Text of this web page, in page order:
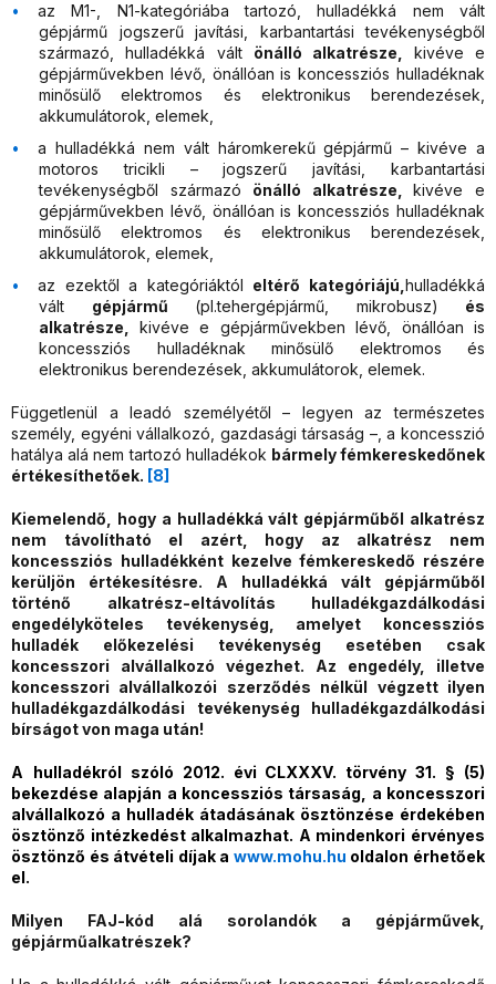
az M1-, N1-kategóriába tartozó, hulladékká nem vált
gépjármű jogszerű javítási, karbantartási tevékenységből
származó, hulladékká vált önálló alkatrésze, kivéve e
gépjárművekben lévő, önállóan is koncessziós hulladéknak
minősülő elektromos és elektronikus berendezések,
akkumulátorok, elemek,
a hulladékká nem vált háromkerekű gépjármű – kivéve a
motoros tricikli – jogszerű javítási, karbantartási
tevékenységből származó önálló alkatrésze,kivéve e
gépjárművekben lévő, önállóan is koncessziós hulladéknak
minősülő elektromos és elektronikus berendezések,
akkumulátorok, elemek,
az ezektől a kategóriáktól eltérő kategóriájú,hulladékká
vált gépjármű (pl.tehergépjármű, mikrobusz)
és
alkatrésze, kivéve e gépjárművekben lévő, önállóan is
koncessziós hulladéknak minősülő elektromos és
elektronikus berendezések, akkumulátorok, elemek.
Függetlenül a leadó személyétől – legyen az természetes
személy, egyéni vállalkozó, gazdasági társaság –, a koncesszió
hatálya alá nem tartozó hulladékok bármely fémkereskedőnek
értékesíthetőek. [8]
Kiemelendő, hogy a hulladékká vált gépjárműből alkatrész
nem távolítható el azért, hogy az alkatrész nem
koncessziós hulladékként kezelve fémkereskedő részére
kerüljön értékesítésre. A hulladékká vált gépjárműből
történő alkatrész-eltávolítás hulladékgazdálkodási
engedélyköteles tevékenység, amelyet koncessziós
hulladék előkezelési tevékenység esetében csak
koncesszori alvállalkozó végezhet. Az engedély, illetve
koncesszori alvállalkozói szerződés nélkül végzett ilyen
hulladékgazdálkodási tevékenység hulladékgazdálkodási
bírságot von maga után!
A
hulladékról szóló 2012. évi CLXXXV. törvény 31. § (5)
bekezdése alapján a koncessziós társaság, a koncesszori
alvállalkozó a hulladék átadásának ösztönzése érdekében
ösztönző intézkedést alkalmazhat. A mindenkori érvényes
ösztönző és átvételi díjak a www.mohu.hu oldalon érhetőek
el.
Milyen FAJ-kód alá sorolandók a gépjárművek,
gépjárműalkatrészek?